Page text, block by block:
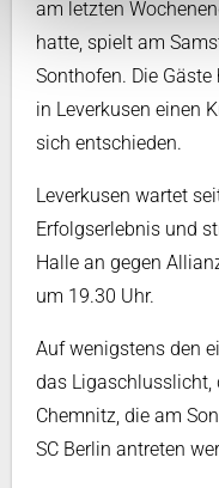
am letzten
hatte, spielt am
Sonthofen. Die
in Leverkusen einen
sich entschieden.
Leverkusen wartet
Erfolgserlebnis und
Halle an gegen
um 19.30 Uhr.
Auf wenigstens den
das Ligaschlusslicht,
Chemnitz, die am
SC Berlin antreten